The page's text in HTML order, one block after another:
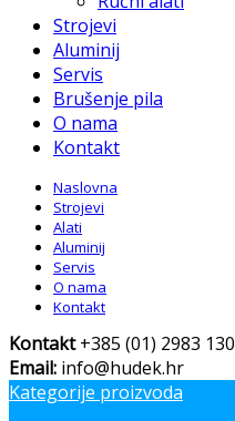
Strojevi
Aluminij
Servis
Brušenje pila
O nama
Kontakt
Naslovna
Strojevi
Alati
Aluminij
Servis
O nama
Kontakt
Kontakt+385 (01) 2983 130
Email: info@hudek.hr
Kategorije proizvoda